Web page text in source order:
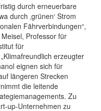
durch erneuerbare
durch ‚grünen‘ Strom
Fährverbindungen“,
Professor für
für
erzeugter
eignen sich für
längeren Strecken
die leitende
Zu
up-Unternehmen zu